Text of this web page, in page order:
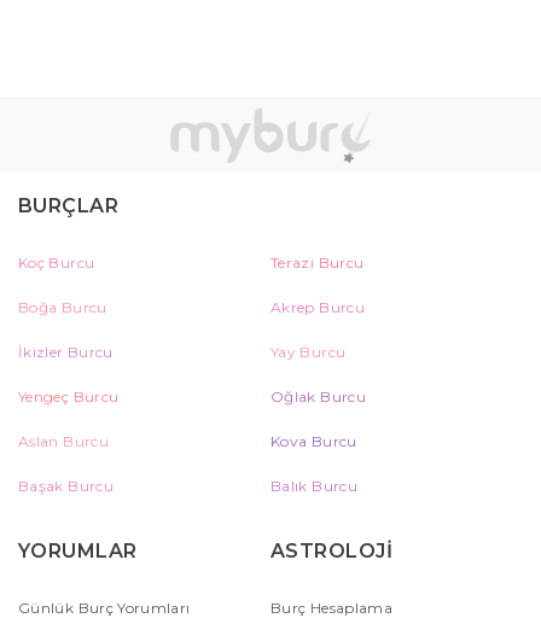
BURÇLAR
Koç Burcu Terazi Burcu
Boğa Burcu Akrep Burcu
İkizler Burcu Yay Burcu
Yengeç Burcu Oğlak Burcu
Aslan Burcu Kova Burcu
Başak Burcu Balık Burcu
YORUMLAR
Günlük Burç Yorumları
ASTROLOJİ
Burç Hesaplama